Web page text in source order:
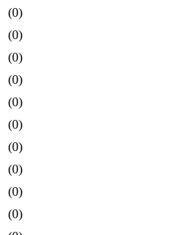
(0)
(0)
(0)
(0)
(0)
(0)
(0)
(0)
(0)
(0)